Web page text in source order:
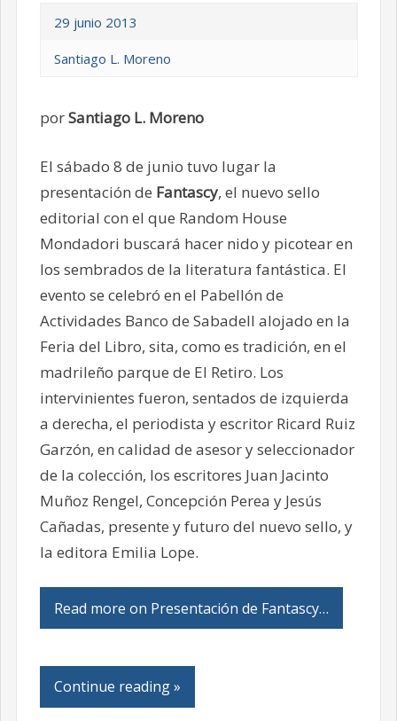
29 junio 2013
Santiago L. Moreno
porSantiago L. Moreno
El sábado 8 de junio tuvo lugar la
presentación de Fantascy, el nuevo sello
editorial con el que Random House
Mondadori buscará hacer nido y picotear en
los sembrados de la literatura fantástica. El
evento se celebró en el Pabellón de
Actividades Banco de Sabadell alojado en la
Feria del Libro, sita, como es tradición, en el
madrileño parque de El Retiro. Los
intervinientes fueron, sentados de izquierda
a derecha, el periodista y escritor Ricard Ruiz
Garzón, en calidad de asesor y seleccionador
de la colección, los escritores Juan Jacinto
Muñoz Rengel, Concepción Perea y Jesús
Cañadas, presente y futuro del nuevo sello, y
la editora Emilia Lope.
Read more on Presentación de Fantascy…
Continue reading »